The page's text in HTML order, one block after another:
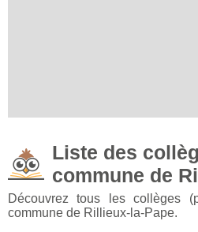
Liste des
commune de
Découvrez tous les collèges
commune de Rillieux-la-Pape.